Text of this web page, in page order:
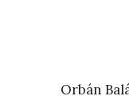
Orbán